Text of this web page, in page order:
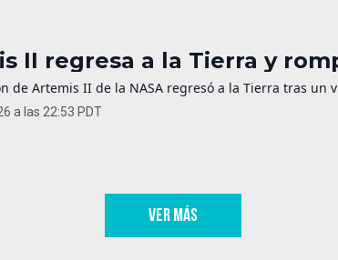
II regresa a la Tierra y
de Artemis II de la NASA regresó a la Tierra tras
a las 22:53 PDT
VER MÁS